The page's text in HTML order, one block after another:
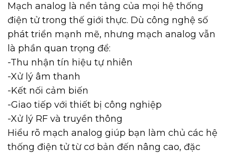
Mạch analog là nền tảng của mọi hệ thống
điện tử trong thế giới thực. Dù công nghệ số
phát triển mạnh mẽ, nhưng mạch analog vẫn
là phần quan trọng để:
-Thu nhận tín hiệu tự nhiên
-Xử lý âm thanh
-Kết nối cảm biến
-Giao tiếp với thiết bị công nghiệp
-Xử lý RF và truyền thông
Hiểu rõ mạch analog giúp bạn làm chủ các hệ
thống điện tử từ cơ bản đến nâng cao, đặc